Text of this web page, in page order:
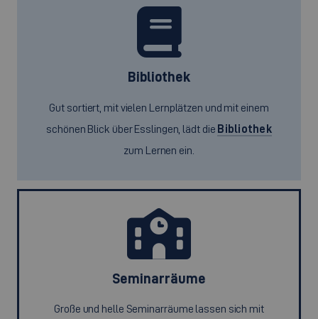
Bibliothek
Gut sortiert, mit vielen Lernplätzen und mit einem
schönen Blick über Esslingen, lädt die Bibliothek
zum Lernen ein.
Seminarräume
Große und helle Seminarräume lassen sich mit